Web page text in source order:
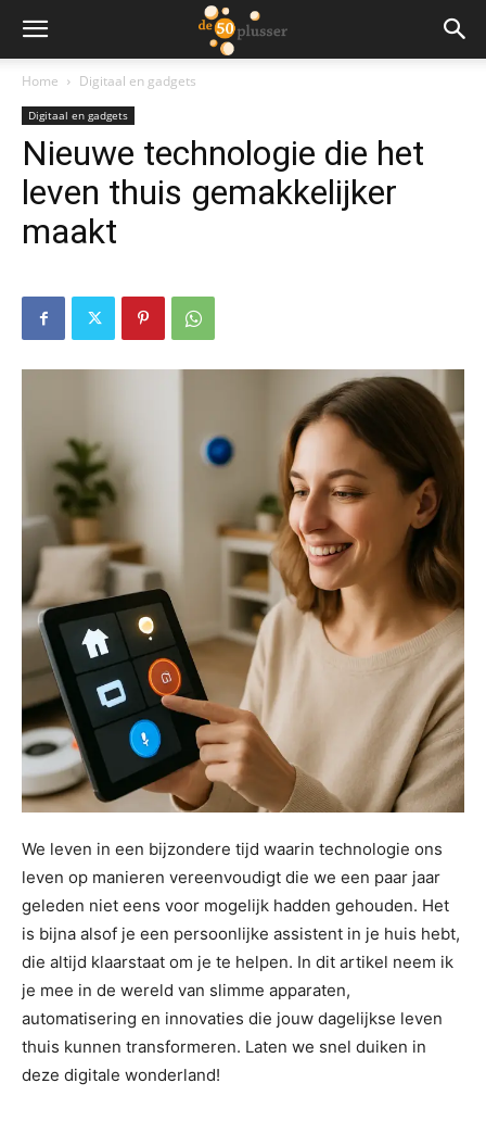
Home Digitaal en gadgets
Digitaal en gadgets
Nieuwe technologie die het
leven thuis gemakkelijker
maakt
We leven in een bijzondere tijd waarin technologie ons
leven op manieren vereenvoudigt die we een paar jaar
geleden niet eens voor mogelijk hadden gehouden. Het
is bijna alsof je een persoonlijke assistent in je huis hebt,
die altijd klaarstaat om je te helpen. In dit artikel neem ik
je mee in de wereld van slimme apparaten,
automatisering en innovaties die jouw dagelijkse leven
thuis kunnen transformeren. Laten we snel duiken in
deze digitale wonderland!